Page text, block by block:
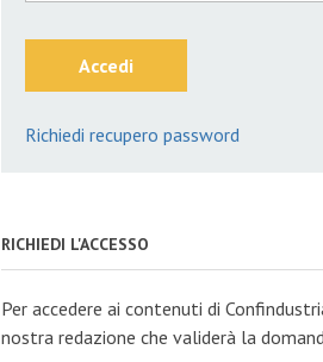
Accedi
Richiedi recupero password
RICHIEDI L'ACCESSO
Per accedere ai contenuti di
nostra redazione che validerà la